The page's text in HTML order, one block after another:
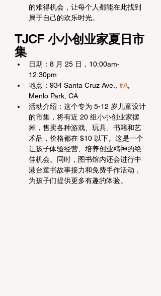
的难得机会，让每个人都能在此找到
属于自己的欢乐时光。
TJCF 小小创业家夏日市
集
日期：8 月 25 日，10:00am-
12:30pm
地点：934 Santa Cruz Ave., #A
Menlo Park, CA
活动介绍：这个专为 5-12 岁儿童设计
的市集，将有近 20 组小小创业家摆
摊，售卖各种游戏、玩具、书籍和艺
术品，价格都在 $10 以下。这是一个
让孩子体验经营、培养创业精神的绝
佳机会。同时，图书馆内还会进行中
港台童书故事接力和免费手作活动，
为孩子们提供更多有趣的体验。